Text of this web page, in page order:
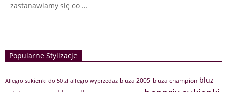
zastanawiamy się co …
Popularne Stylizacje
Allegro sukienki do 50 zł allegro wyprzedaż bluza 2005 bluza champion bluz